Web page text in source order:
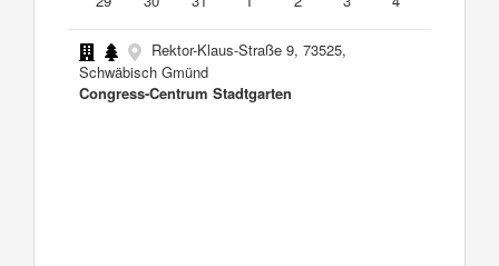
Rektor-Klaus-Straße 9, 73525,
Schwäbisch Gmünd
Congress-Centrum Stadtgarten